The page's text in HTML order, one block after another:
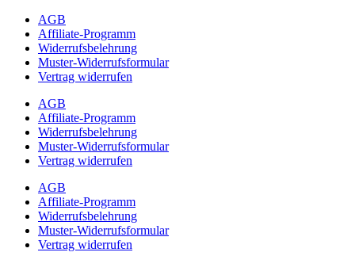
AGB
Affiliate-Programm
Widerrufsbelehrung
Muster-Widerrufsformular
Vertrag widerrufen
AGB
Affiliate-Programm
Widerrufsbelehrung
Muster-Widerrufsformular
Vertrag widerrufen
AGB
Affiliate-Programm
Widerrufsbelehrung
Muster-Widerrufsformular
Vertrag widerrufen